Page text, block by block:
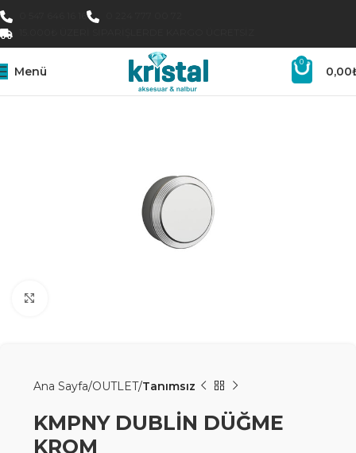
Menü
0
0,00
Ana Sayfa OUTLET Tanımsız
KMPNY DUBLİN DÜĞME
KROM